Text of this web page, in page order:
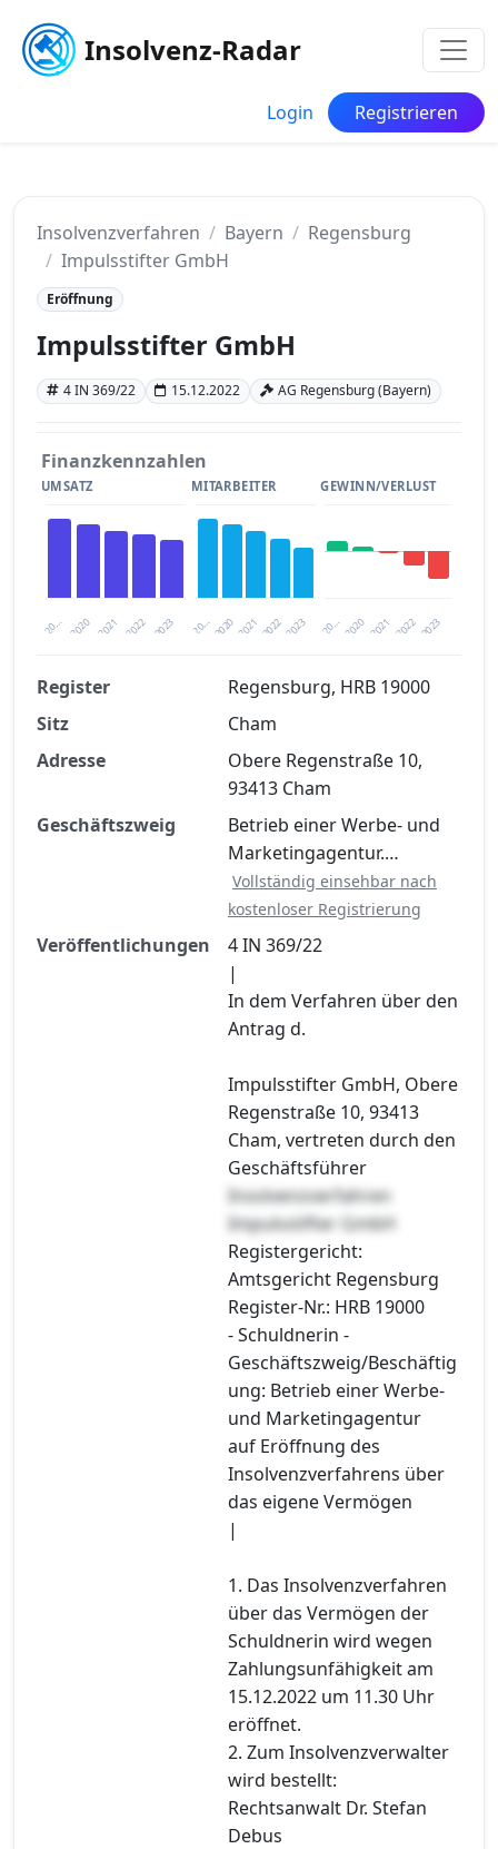
Insolvenz-Radar
Login Registrieren
Insolvenzverfahren Bayern
Regensburg
Impulsstifter GmbH
Eröffnung
Impulsstifter GmbH
4 IN 369/22 15.12.2022 AG Regensburg (Bayern)
Finanzkennzahlen
UMSATZ
20… 2021 2023
2020 2022
MITARBEITER
20… 2021 2023
2020 2022
GEWINN/VERLUST
20… 2021 2023
2020 2022
Finanzkennzahlen nach kostenloser
Registrierung verfügbar
Jetzt kostenlos registrieren
Register
Regensburg, HRB 19000
Sitz
Cham
Adresse
Obere Regenstraße 10,
93413 Cham
Geschäftszweig
Betrieb einer Werbe- und
Marketingagentur.…
Vollständig einsehbar nach
kostenloser Registrierung
Veröffentlichungen
4 IN 369/22
|
In dem Verfahren über den
Antrag d.
Impulsstifter GmbH, Obere
Regenstraße 10, 93413
Cham, vertreten durch den
Geschäftsführer
Insolvenzverfahren
Impulsstifter GmbH
Registergericht:
Amtsgericht Regensburg
Register-Nr.: HRB 19000
- Schuldnerin -
Geschäftszweig/Beschäftig
ung: Betrieb einer Werbe-
und Marketingagentur
auf Eröffnung des
Insolvenzverfahrens über
das eigene Vermögen
|
1. Das Insolvenzverfahren
über das Vermögen der
Schuldnerin wird wegen
Zahlungsunfähigkeit am
15.12.2022 um 11.30 Uhr
eröffnet.
2. Zum Insolvenzverwalter
wird bestellt:
Rechtsanwalt Dr. Stefan
Debus